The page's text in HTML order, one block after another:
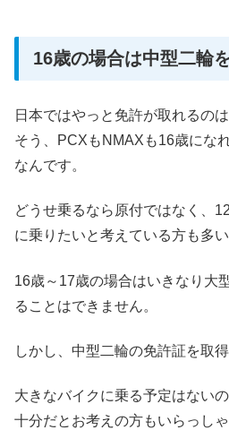
16歳の場合は中型二輪を
日本ではやっと免許が取れるの
そう、PCXもNMAXも16歳にな
なんです。
どうせ乗るなら原付ではなく、
に乗りたいと考えている方も多い
16歳～17歳の場合はいきなり大
ることはできません。
しかし、中型二輪の免許証を取
大きなバイクに乗る予定はない
十分だとお考えの方もいらっし